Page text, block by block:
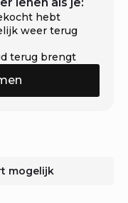
hebt
weer terug
terug brengt
mogelijk